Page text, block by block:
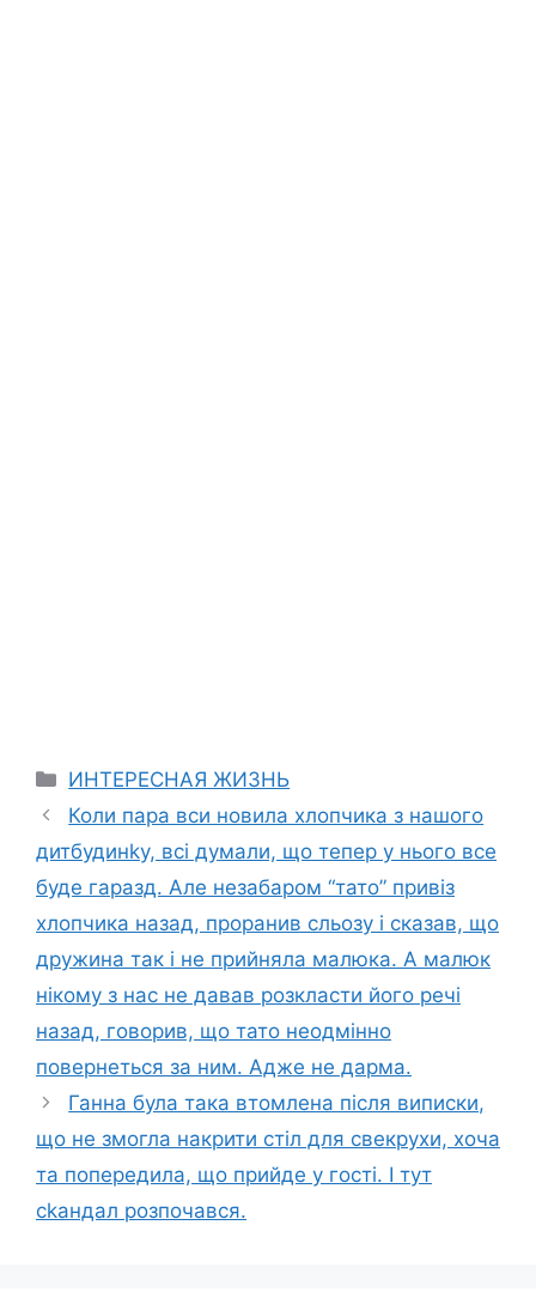
Categories
ИНТЕРЕСНАЯ ЖИЗНЬ
Коли пара вси новила хлопчика з нашого
дитбудинkу, всі думали, що тепер у нього все
буде гаразд. Але незабаром “тато” привіз
хлопчика назад, проранив сльозу і сказав, що
дружина так і не прийняла малюка. А малюк
нікому з нас не давав розкласти його речі
назад, говорив, що тато неодмінно
повернеться за ним. Адже не дарма.
Ганна була така втомлена після виписки,
що не змогла накрити стіл для свекрухи, хоча
та попередила, що прийде у гості. І тут
сkандал розпочався.